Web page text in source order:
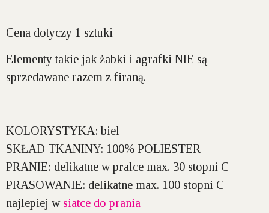
Cena dotyczy 1 sztuki
Elementy takie jak żabki i agrafki NIE są
sprzedawane razem z firaną.
KOLORYSTYKA: biel
SKŁAD TKANINY: 100% POLIESTER
PRANIE: delikatne w pralce max. 30 stopni C
PRASOWANIE: delikatne max. 100 stopni C
najlepiej w siatce do prania